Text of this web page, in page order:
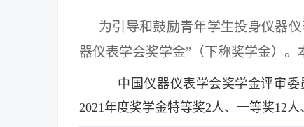
为引导和鼓励青年学生投身仪器
器仪表学会奖学金”（下称奖学金）
中国仪器仪表学会奖学金评审
2021年度奖学金特等奖2人、一等奖12